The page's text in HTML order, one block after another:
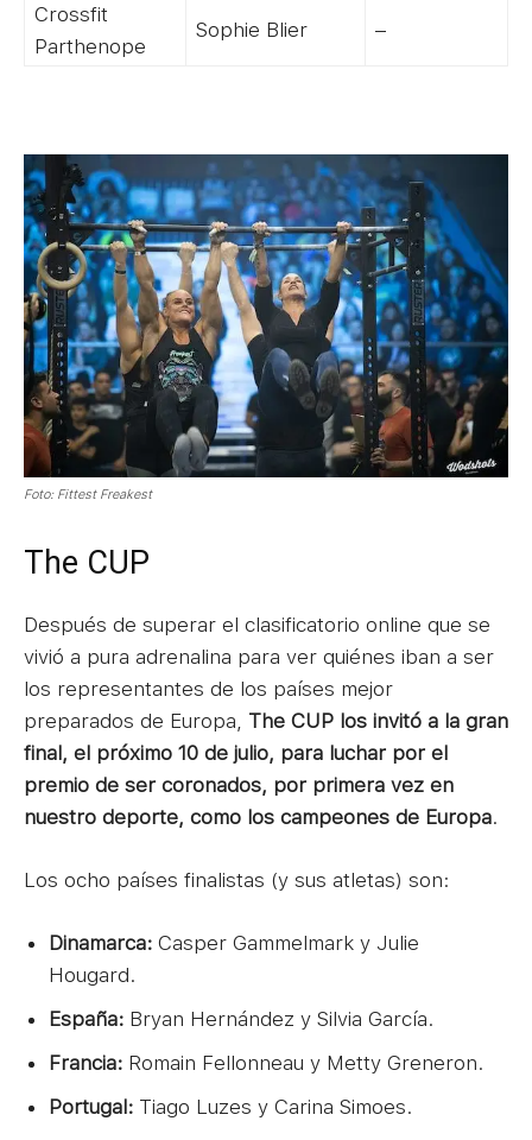
Crossfit
Parthenope
Sophie Blier –
Foto: Fittest Freakest
The CUP
Después de superar el clasificatorio online que se
vivió a pura adrenalina para ver quiénes iban a ser
los representantes de los países mejor
preparados de Europa, The CUP los invitó a la gran
final, el próximo 10 de julio, para luchar por el
premio de ser coronados, por primera vez en
nuestro deporte, como los campeones de Europa.
Los ocho países finalistas (y sus atletas) son:
Dinamarca: Casper Gammelmark y Julie
Hougard.
España: Bryan Hernández y Silvia García.
Francia: Romain Fellonneau y Metty Greneron.
Portugal: Tiago Luzes y Carina Simoes.